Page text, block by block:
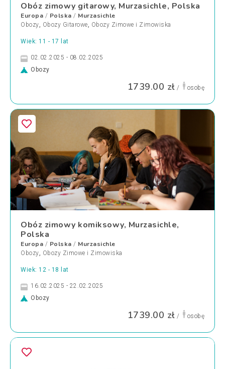
Obóz zimowy gitarowy, Murzasichle, Polska
Europa / Polska / Murzasichle
Obozy, Obozy Gitarowe, Obozy Zimowe i Zimowiska
Wiek: 11 - 17 lat
02.02.2025 - 08.02.2025
Obozy
1739.00 zł / osobę
Obóz zimowy komiksowy, Murzasichle,
Polska
Europa / Polska / Murzasichle
Obozy, Obozy Zimowe i Zimowiska
Wiek: 12 - 18 lat
16.02.2025 - 22.02.2025
Obozy
1739.00 zł / osobę